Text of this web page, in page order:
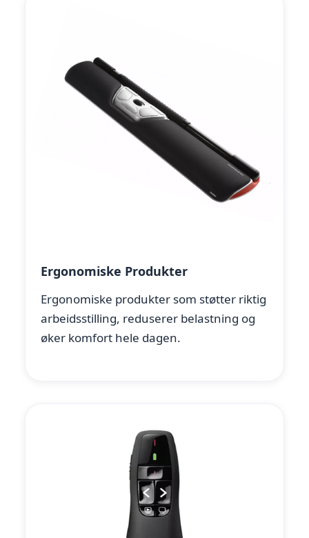
Ergonomiske Produkter
Ergonomiske produkter som støtter riktig
arbeidsstilling, reduserer belastning og
øker komfort hele dagen.